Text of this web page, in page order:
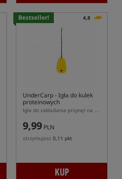
Bestseller! 4,8
UnderCarp- Igła do kulek
proteinowych
Igła do zakładania przynęt na włos
9,99 PLN
otrzymujesz 0,11 pkt
KUP